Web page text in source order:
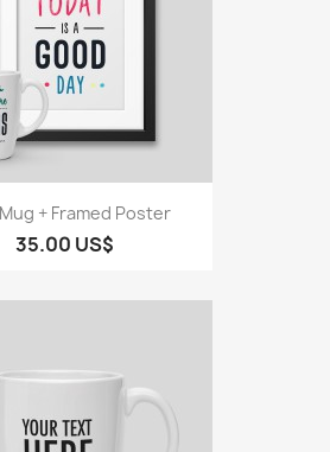
+ Framed Poster
35.00 US$